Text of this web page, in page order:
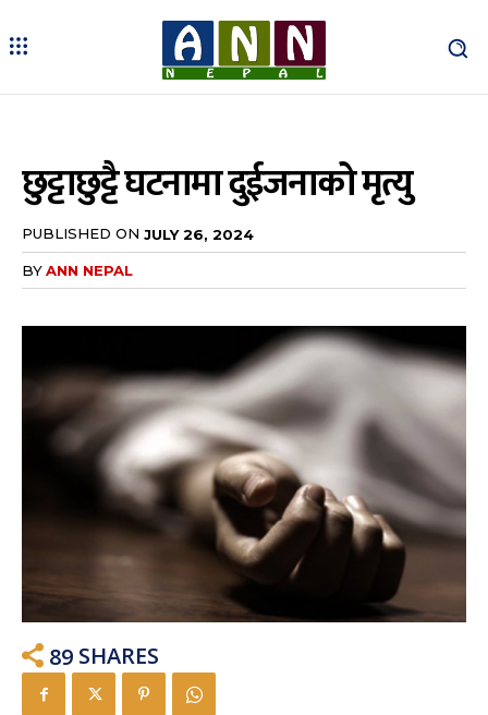
छुट्टाछुट्टै घटनामा दुईजनाको मृत्यु
PUBLISHED ON JULY 26, 2024
BYANN NEPAL
89 SHARES